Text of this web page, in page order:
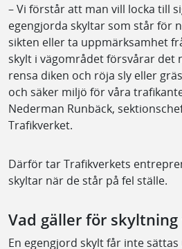
– Vi förstår att man vill locka till
egengjorda skyltar som står för
sikten eller ta uppmärksamhet
skylt i vägområdet försvårar det
rensa diken och röja sly eller
och säker miljö för våra
Nederman Runbäck,
Trafikverket.
Därför tar Trafikverkets
skyltar när de står på fel ställe.
Vad gäller för
En egengjord skylt får inte